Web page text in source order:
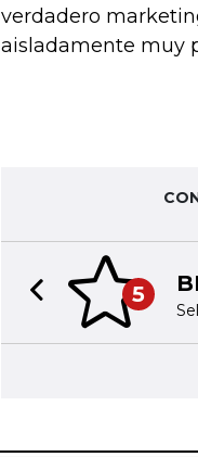
verdadero
aisladamente muy
5
Previous slide